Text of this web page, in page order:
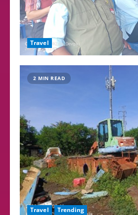
Travel
2 MIN READ
Travel Trending